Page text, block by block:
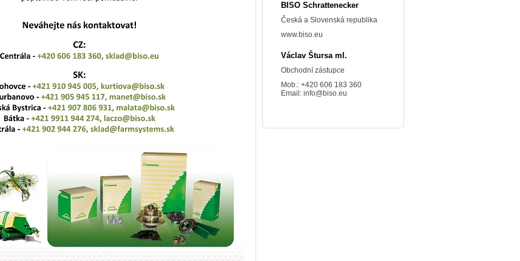
BISO Schrattenecker
Česká a Slovenská republika
www.biso.eu
Václav Štursa ml.
Obchodní zástupce
Mob.: +420 606 183 360
Email: info@biso.eu